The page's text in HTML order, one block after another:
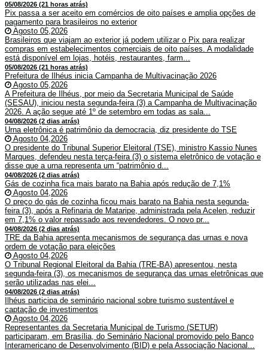
05/08/2026 (21 horas atrás)
Pix passa a ser aceito em comércios de oito países e amplia opções de
pagamento para brasileiros no exterior
Agosto 05,2026
Brasileiros que viajam ao exterior já podem utilizar o Pix para realizar
compras em estabelecimentos comerciais de oito países. A modalidade
está disponível em lojas, hotéis, restaurantes, farm...
05/08/2026 (21 horas atrás)
Prefeitura de Ilhéus inicia Campanha de Multivacinação 2026
Agosto 05,2026
A Prefeitura de Ilhéus, por meio da Secretaria Municipal de Saúde
(SESAU), iniciou nesta segunda-feira (3) a Campanha de Multivacinação
2026. A ação segue até 1º de setembro em todas as sala...
04/08/2026 (2 dias atrás)
Urna eletrônica é patrimônio da democracia, diz presidente do TSE
Agosto 04,2026
O presidente do Tribunal Superior Eleitoral (TSE), ministro Kassio Nunes
Marques, defendeu nesta terça-feira (3) o sistema eletrônico de votação e
disse que a urna representa um “patrimônio d...
04/08/2026 (2 dias atrás)
Gás de cozinha fica mais barato na Bahia após redução de 7,1%
Agosto 04,2026
O preço do gás de cozinha ficou mais barato na Bahia nesta segunda-
feira (3), após a Refinaria de Mataripe, administrada pela Acelen, reduzir
em 7,1% o valor repassado aos revendedores. O novo pr...
04/08/2026 (2 dias atrás)
TRE da Bahia apresenta mecanismos de segurança das urnas e nova
ordem de votação para eleições
Agosto 04,2026
O Tribunal Regional Eleitoral da Bahia (TRE-BA) apresentou, nesta
segunda-feira (3), os mecanismos de segurança das urnas eletrônicas que
serão utilizadas nas elei...
04/08/2026 (2 dias atrás)
Ilhéus participa de seminário nacional sobre turismo sustentável e
captação de investimentos
Agosto 04,2026
Representantes da Secretaria Municipal de Turismo (SETUR)
participaram, em Brasília, do Seminário Nacional promovido pelo Banco
Interamericano de Desenvolvimento (BID) e pela Associação Nacional...